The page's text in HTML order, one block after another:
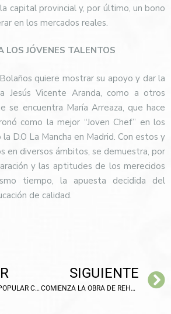
capital provincial y, por último, un bono
en los mercados reales.
LOS JÓVENES TALENTOS
quiere mostrar su apoyo y dar la
Jesús Vicente Aranda, como a otros
se encuentra María Arreaza, que hace
como la mejor “Joven Chef” en los
D.O La Mancha en Madrid. Con estos y
en diversos ámbitos, se demuestra, por
y las aptitudes de los merecidos
tiempo, la apuesta decidida del
de calidad.
LA UNIVERSIDAD POPULAR CONTINUA CON LAS JORNADAS DE HISTORIA LOCAL
SIGUIENTE
COMIENZA LA OBRA DE REHABILITACIÓN DE LA CALLE NUEVA